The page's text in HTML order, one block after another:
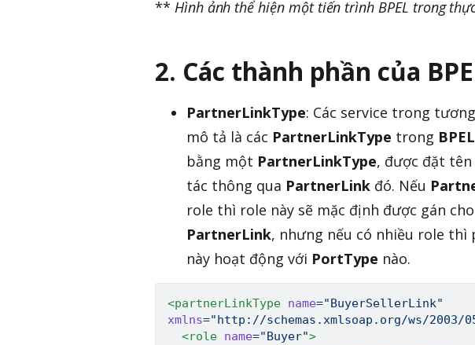
** Hình ảnh thể hiện một tiến trình BPEL trong
2. Các thành phần của
PartnerLinkType: Các service trong
mô tả là các PartnerLinkType trong BPEL
bằng một PartnerLinkType, được đặt
tác thông qua PartnerLink đó. Nếu
role thì role này sẽ mặc định được gán
PartnerLink, nhưng nếu có nhiều role thì
này hoạt động với PortType nào.
<partnerLinkType name="BuyerSellerLink"
xmlns="http://schemas.xmlsoap.org/ws/
<role name="Buyer">